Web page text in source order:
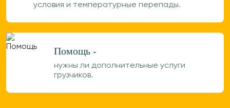
условия и температурные перепады.
Помощь -
нужны ли дополнительные услуги
грузчиков.